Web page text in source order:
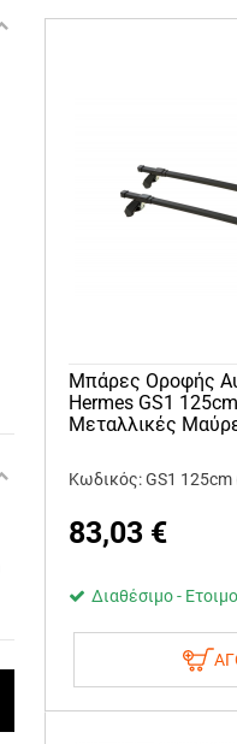
Μπάρες Οροφής
Hermes GS1
Μεταλλικές
Κωδικός: GS1 125cm
83,03 €
Διαθέσιμο -